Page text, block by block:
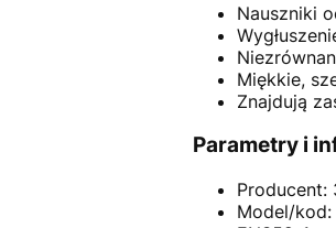
Nauszniki
Miękkie,
Znajdują
Parametry i
Producent:
Model/kod: